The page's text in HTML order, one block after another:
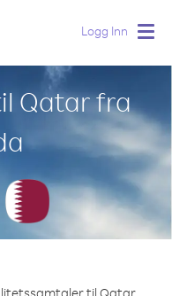
Logg Inn
Qatar fra